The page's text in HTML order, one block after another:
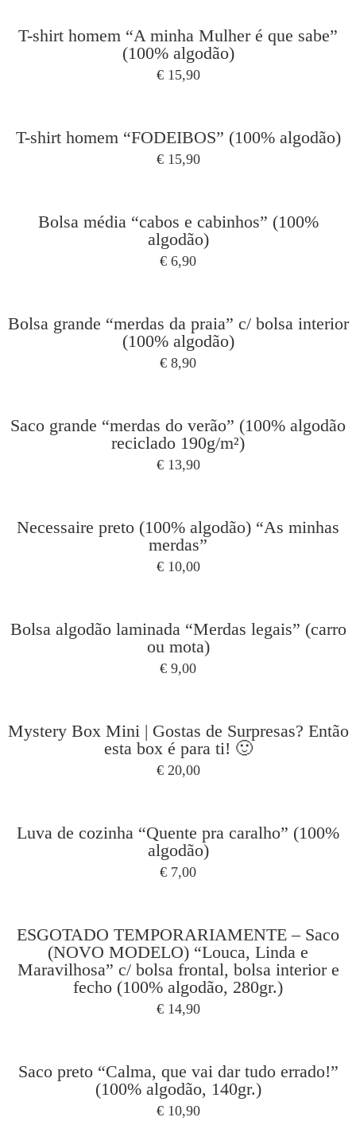
T-shirt homem “A minha Mulher é que sabe”
(100% algodão)
€15,90
T-shirt homem “FODEIBOS” (100% algodão)
€15,90
Bolsa média “cabos e cabinhos” (100%
algodão)
€ 6,90
Bolsa grande “merdas da praia” c/ bolsa interior
(100% algodão)
€ 8,90
Saco grande “merdas do verão” (100% algodão
reciclado 190g/m²)
€13,90
Necessaire preto (100% algodão) “As minhas
merdas”
€10,00
Bolsa algodão laminada “Merdas legais” (carro
ou mota)
€ 9,00
Mystery Box Mini | Gostas de Surpresas? Então
esta box é para ti! 🙂
€20,00
Luva de cozinha “Quente pra caralho” (100%
algodão)
€ 7,00
ESGOTADO TEMPORARIAMENTE – Saco
(NOVO MODELO) “Louca, Linda e
Maravilhosa” c/ bolsa frontal, bolsa interior e
fecho (100% algodão, 280gr.)
€14,90
Saco preto “Calma, que vai dar tudo errado!”
(100% algodão, 140gr.)
€10,90